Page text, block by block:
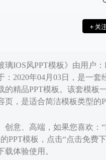
关
璃IOS风PPT模板》由用户
：2020年04月03日，是一套
的精品PPT模板。该套模板
页，是适合简洁模板类型的
创意、高端，如果您喜欢：“
PPT模板，点击“点击免费
载体验使用。